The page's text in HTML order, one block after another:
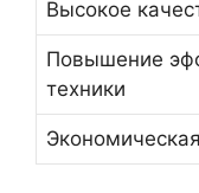
Высокое
Повышение
техники